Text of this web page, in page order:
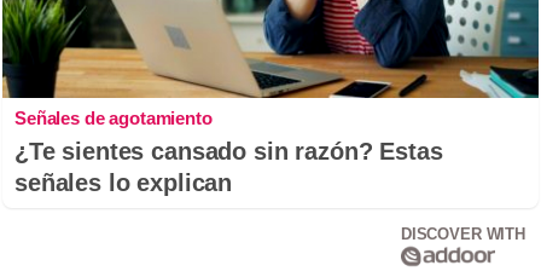
Señales de agotamiento
¿Te sientes cansado sin razón? Estas
señales lo explican
DISCOVER WITH